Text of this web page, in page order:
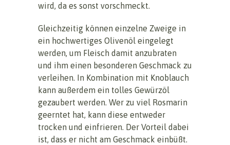
wird, da es sonst vorschmeckt.
Gleichzeitig können einzelne Zweige in
ein hochwertiges Olivenöl eingelegt
werden, um Fleisch damit anzubraten
und ihm einen besonderen Geschmack zu
verleihen. In Kombination mit Knoblauch
kann außerdem ein tolles Gewürzöl
gezaubert werden. Wer zu viel Rosmarin
geerntet hat, kann diese entweder
trocken und einfrieren. Der Vorteil dabei
ist, dass er nicht am Geschmack einbüßt.